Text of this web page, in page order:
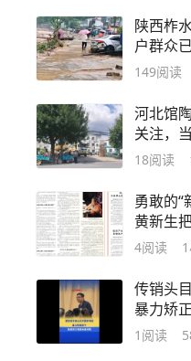
陕西柞
户群众
149阅读
河北馆
关注，
18阅读
勇敢的
黄新生
4阅读
传销头
暴力矫
立联合
1 阅读